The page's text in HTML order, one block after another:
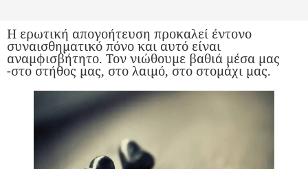
Η ερωτική απογοήτευση προκαλεί έντονο
συναισθηματικό πόνο και αυτό είναι
αναμφισβήτητο. Τον νιώθουμε βαθιά μέσα μας
-στο στήθος μας, στο λαιμό, στο στομάχι μας.